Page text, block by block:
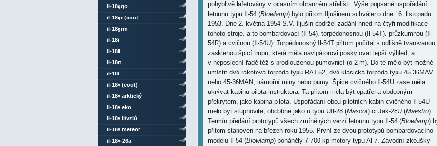
pohyblivě lafetovány v ocasním obranném střelišti. Výše popsané uspořádání
letounu typu Il-54 (Blowlamp) bylo přitom Iljušinem schváleno dne 16. listopadu
1953. Dne 2. května 1954 S.V. Iljušin obdržel zadání hned na čtyři modifikace
tohoto stroje, a to bombardovací (Il-54), torpédonosnou (Il-54T), průzkumnou (Il-
54R) a cvičnou (Il-54U). Torpédonosný Il-54T přitom počítal s odlišně tvarovanou
zasklenou špicí trupu, která měla navigátorovi poskytovat lepší výhled, a
v neposlední řadě též s prodlouženou pumovnicí (o 2 m). Do té mělo být možné
umístit dvě raketová torpéda typu RAT-52, dvě klasická torpéda typu 45-36MAV
nebo 45-36MAN, námořní miny nebo pumy. Špice cvičného Il-54U zase měla
ukrývat kabinu pilota-instruktora. Ta přitom měla být opatřena obdobným
překrytem, jako kabina pilota. Uspořádaní obou pilotních kabin cvičného Il-54U
mělo být stupňovité, obdobně jako u typu UIl-28 (Mascot) či Jak-28U (Maestro).
Termín předání prototypů všech zmíněných verzí letounu typu Il-54 (Blowlamp)
přitom stanoven na březen roku 1955. První ze dvou prototypů bombardovacího
modelu Il-54 (Blowlamp) poháněly 7 700 kp motory typu Al-7. Závodní zkoušky
il-18ggo
il-18gr (coot)
il-18grm
il-18i
il-18ll
il-18rt
il-18t
il-18v (coot)
il-18v arktický
il-18v eko
il-18v ll/vzlú
il-18v meteor
il-18v-26a